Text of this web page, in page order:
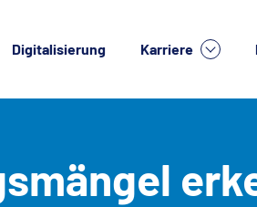
Digitalisierung Karriere